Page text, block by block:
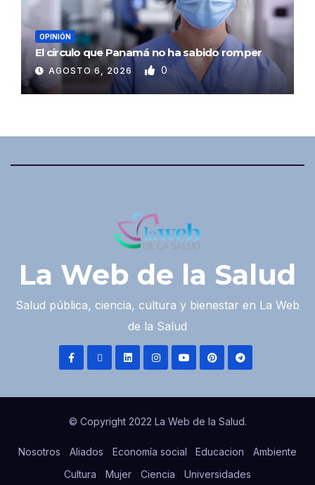
OPINIÓN
El círculo que Panamá no ha sabido romper
AGOSTO 6, 2026 0
La Web de la Salud
Salud pública, ciencia, cultura y bienestar en La Web
de la Salud
© Copyright 2022 La Web de la Salud.
Nosotros Aliados Economía social Educacion
Ambiente
Cultura
Mujer Ciencia Universidades